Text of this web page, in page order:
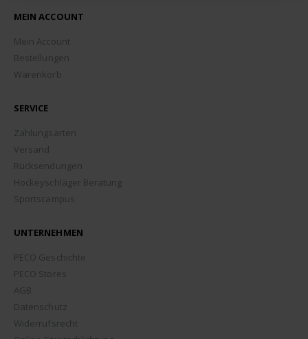
MEIN ACCOUNT
Mein Account
Bestellungen
Warenkorb
SERVICE
Zahlungsarten
Versand
Rücksendungen
Hockeyschläger Beratung
Sportscampus
UNTERNEHMEN
PECO Geschichte
PECO Stores
AGB
Datenschutz
Widerrufsrecht